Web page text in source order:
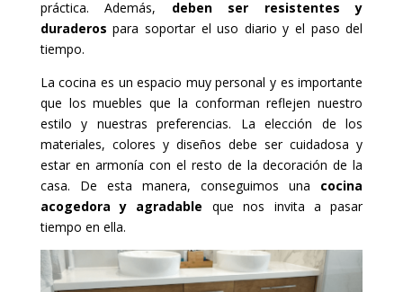
práctica. Además, deben ser resistentes y
duraderos para soportar el uso diario y el paso del
tiempo.
La cocina es un espacio muy personal y es importante
que los muebles que la conforman reflejen nuestro
estilo y nuestras preferencias. La elección de los
materiales, colores y diseños debe ser cuidadosa y
estar en armonía con el resto de la decoración de la
casa. De esta manera, conseguimos una cocina
acogedora y agradable que nos invita a pasar
tiempo en ella.